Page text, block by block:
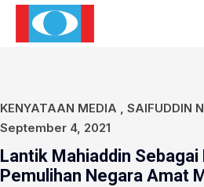
KENYATAAN MEDIA , SAIFUDDIN
September 4, 2021
Lantik Mahiaddin
Pemulihan Negara Amat